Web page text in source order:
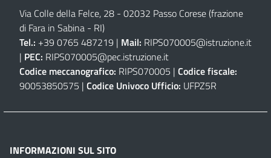
Via Colle della Felce, 28 - 02032 Passo Corese (frazione
di Fara in Sabina - RI)
Tel.: +39 0765 487219 | Mail: RIPS070005@istruzione.it
| PEC: RIPS070005@pec.istruzione.it
Codice meccanografico: RIPS070005 | Codice fiscale:
90053850575 | Codice Univoco Ufficio: UFPZ5R
INFORMAZIONI SUL SITO